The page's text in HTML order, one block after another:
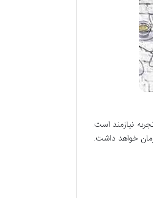
نیازمند است.